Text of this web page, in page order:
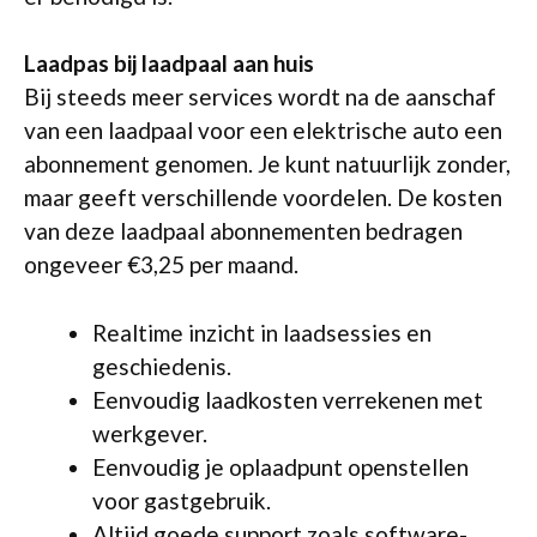
Laadpas bij laadpaal aan huis
Bij steeds meer services wordt na de aanschaf
van een laadpaal voor een elektrische auto een
abonnement genomen. Je kunt natuurlijk zonder,
maar geeft verschillende voordelen. De kosten
van deze laadpaal abonnementen bedragen
ongeveer €3,25 per maand.
Realtime inzicht in laadsessies en
geschiedenis.
Eenvoudig laadkosten verrekenen met
werkgever.
Eenvoudig je oplaadpunt openstellen
voor gastgebruik.